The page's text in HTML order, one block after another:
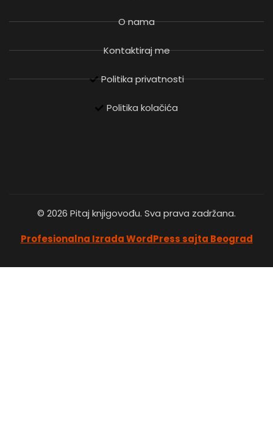
O nama
Kontaktiraj me
Politika privatnosti
Politika kolačića
© 2026 Pitaj knjigovođu. Sva prava zadržana.
Profesionalna Izrada WordPress sajta Beograd